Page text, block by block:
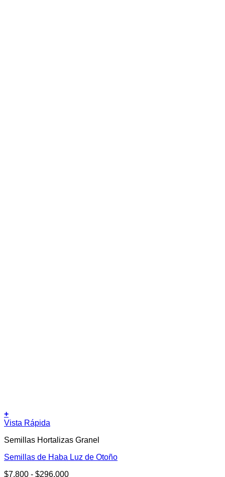
+
Este
tiene
variantes.
Vista Rápida
Semillas Hortalizas Granel
Semillas de Haba Luz de Otoño
$7.800 - $296.000Rango